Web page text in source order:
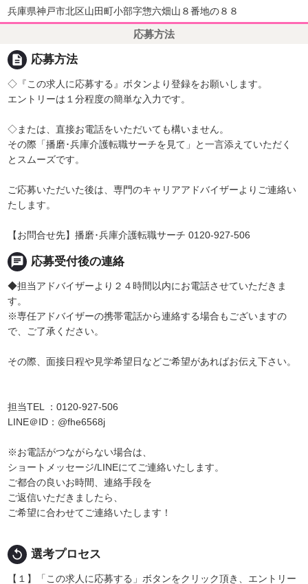
兵庫県神戸市北区山田町小部字惣六畑山８番地の８８
応募方法
description 応募方法
◇『この求人に応募する』ボタンより登録をお願いします。
エントリーは１分程度の簡単な入力です。
◇または、直接お電話をいただいても構いません。
その際「播磨･兵庫介護転職サーチを見て」と一言添えていただく
とスムーズです。
ご応募いただいた後は、専門のキャリアアドバイザーよりご連絡い
たします。
【お問合せ先】播磨･兵庫介護転職サーチ 0120-927-506
chat 応募受付後の連絡
◆担当アドバイザーより２４時間以内にお電話させていただきま
す。
※専任アドバイザーの携帯電話から連絡する場合もございますの
で、ご了承ください。
その際、面接日程や見学希望日などご希望があればお伝え下さい。
担当TEL ：0120-927-506
LINE＠ID：@fhe6568j
※お電話がつながらない場合は、
ショートメッセージ/LINEにてご連絡いたします。
ご都合の良いお時間、連絡手段を
ご返信いただきましたら、
ご希望に合わせてご連絡いたします！
replay 選考プロセス
【１】「この求人に応募する」ボタンをクリック頂き、エントリー